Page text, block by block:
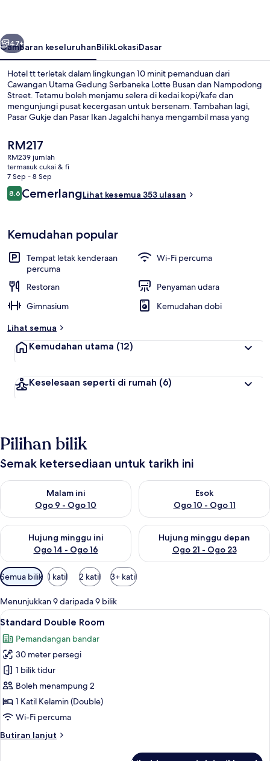
Seterusnya
47+
Gambaran keseluruhanBilikLokasiDasar
Hotel tt terletak dalam lingkungan 10 minit pemanduan dari
Cawangan Utama Gedung Serbaneka Lotte Busan dan Nampodong
Street. Tetamu boleh menjamu selera di kedai kopi/kafe dan
mengunjungi pusat kecergasan untuk bersenam. Tambahan lagi,
Pasar Gukje dan Pasar Ikan Jagalchi hanya mengambil masa yang
terletak berdekatan: jarak Stesen Seomyeon ialah 5 minit dan
Stesen Bujeon ialah 9 minit.
Harga
semasa
ialah
RM217
RM217
RM239 jumlah
termasuk cukai & fi
7 Sep - 8 Sep
Ulasan
8.68.6 daripada 10
CemerlangLihat kesemua 353 ulasan
Kemudahan popular
Tempat letak kenderaan
percuma
Wi-Fi percuma
Restoran
Penyaman udara
Gimnasium
Kemudahan dobi
Lihat semua
Kemudahan utama (12)
Keselesaan seperti di rumah (6)
Pilihan bilik
Semak ketersediaan untuk tarikh ini
Malam ini
Ogo 9 - Ogo 10
Semak ketersediaan untuk malam ini Ogo 9 - Ogo 10
Esok
Ogo 10 - Ogo 11
Semak ketersediaan untuk
Hujung minggu ini
Ogo 14 - Ogo 16
Semak ketersediaan untuk hujung minggu ini Ogo 14 - Ogo 16
Hujung minggu depan
Ogo 21 - Ogo 23
Semak ketersediaan untuk
Penapis
yang
tersedia
untuk
bilik
Semua bilik 1 katil 2 katil 3+ katil
Menunjukkan 9 daripada 9 bilik
Lihat
semua
foto
untuk
Standard
Double
Room
Peti besi dalam bilik, ruang kerja
5
Standard Double Room
Pemandangan bandar
30 meter persegi
1 bilik tidur
Boleh menampung 2
1 Katil Kelamin (Double)
Wi-Fi percuma
Butiran lanjut
Butiran